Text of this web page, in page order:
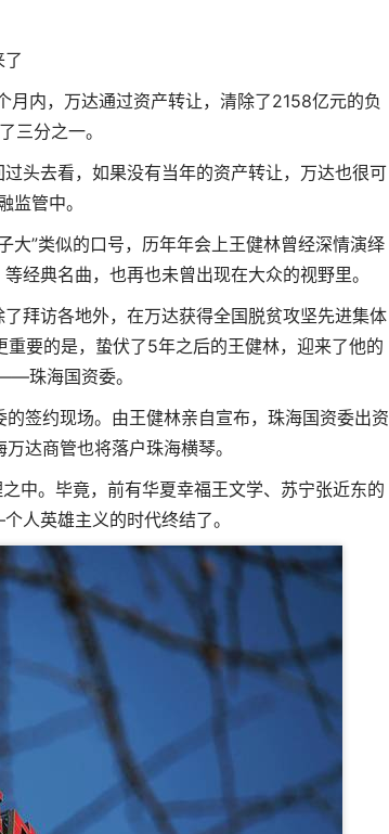
了
内，万达通过资产转让，清除了2158亿元的负
三分之一。
头去看，如果没有当年的资产转让，万达也很可
监管中。
大”类似的口号，历年年会上王健林曾经深情演绎
经典名曲，也再也未曾出现在大众的视野里。
拜访各地外，在万达获得全国脱贫攻坚先进集体
要的是，蛰伏了5年之后的王健林，迎来了他的
珠海国资委。
签约现场。由王健林亲自宣布，珠海国资委出资
达商管也将落户珠海横琴。
中。毕竟，前有华夏幸福王文学、苏宁张近东的
人英雄主义的时代终结了。